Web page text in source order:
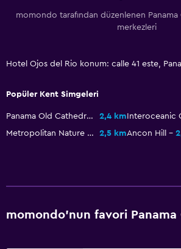
Buzdolabı
Küçük Mutfak
Genel
Cam Kenarı
Aile odaları
Telefon
Karo/mermer yer döşemesi
momondo tarafından düzenlenen Panama
merkezleri
Hotel Ojos del Rio konum: calle 41 este,
Popüler Kent Simgeleri
Panama Old Cathedral 2,4 km
Metropolitan Nature Park
2,5 kmAncon Hill
momondo'nun favori